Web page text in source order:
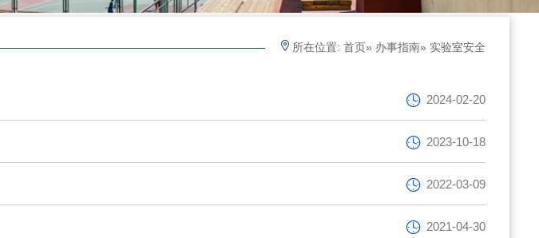
所在位置:首页» 办事指南» 实验室安全
2024-02-20
2023-10-18
2022-03-09
2021-04-30